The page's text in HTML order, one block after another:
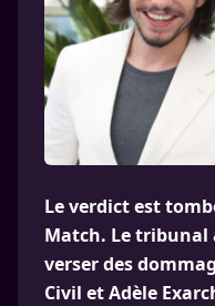
Le verdict est
Match. Le tribunal
verser des
Civil et Adèle